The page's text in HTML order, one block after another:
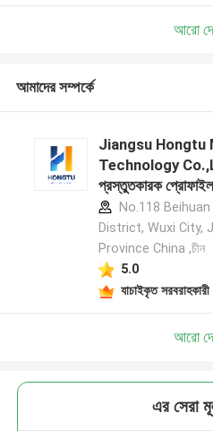
আরো
আমাদের সম্পর্কে
Jiangsu Hongtu
Technology
প্রস্তুতকারক প্রোফাইল
No.118
District, Wuxi City,
Province China ,চীন
5.0
যাচাইকৃত সরবরাহকারী
আরো
এর সেরা